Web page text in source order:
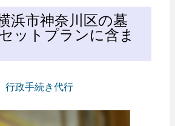
浜市神奈川区の墓
ットプランに含ま
行政手続き代行